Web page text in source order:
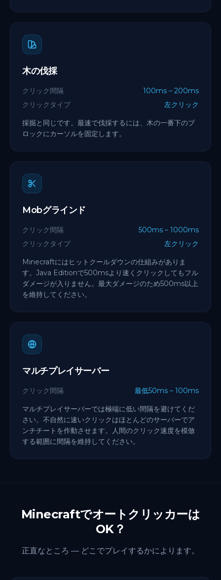
木の伐採
クリック間隔
100ms – 200ms
クリックタイプ
左クリック
採掘と同じです。最速で伐採するには、木の一番下のブ
ロックにカーソルを固定します。
Mobグラインド
クリック間隔
500ms – 1000ms
クリックタイプ
左クリック
Minecraftにはヒットクールダウンの仕組みがありま
す。Java Editionで500msより速くクリックしてもフル
ダメージが入りません。最大ダメージのため500ms以上
を維持してください。
マルチプレイサーバー
クリック間隔 最低50ms – 100ms
マルチプレイサーバーでは極端に低い間隔を避けてくだ
さい。不自然に速いクリックはほとんどのサーバーでア
ンチチートを作動させます。人間のクリック速度を模倣
する範囲に間隔を維持してください。
Minecraftでオートクリッカーは
OK？
正直なところ — どこでプレイするかによります。